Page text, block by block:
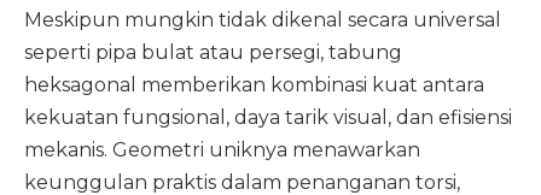
Meskipun mungkin tidak dikenal secara universal
seperti pipa bulat atau persegi, tabung
heksagonal memberikan kombinasi kuat antara
kekuatan fungsional, daya tarik visual, dan efisiensi
mekanis. Geometri uniknya menawarkan
keunggulan praktis dalam penanganan torsi,